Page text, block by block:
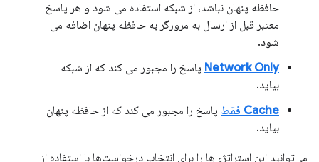
حافظه پنهان نباشد، از شبکه استفاده می شود و هر پاسخ
معتبر قبل از ارسال به مرورگر به حافظه پنهان اضافه می
شود.
Network Only پاسخ را مجبور می کند که از شبکه
بیاید.
Cache فقط
پاسخ را مجبور می کند که از حافظه پنهان
بیاید.
می‌توانید این استراتژی‌ها را برای انتخاب درخواست‌ها با استفاده از